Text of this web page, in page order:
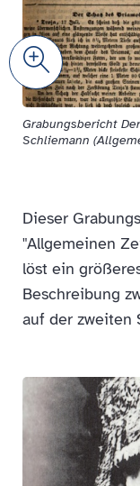
Zoom
Grabungsbericht
Schliemann
Dieser
"Allgemeinen
löst ein
Beschreibung
auf der zweiten